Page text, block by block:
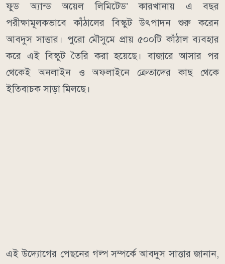
ফুড অ্যান্ড অয়েল লিমিটেড’ কারখানায় এ বছর
পরীক্ষামূলকভাবে কাঁঠালের বিস্কুট উৎপাদন শুরু করেন
আবদুস সাত্তার। পুরো মৌসুমে প্রায় ৫০০টি কাঁঠাল ব্যবহার
করে এই বিস্কুট তৈরি করা হয়েছে। বাজারে আসার পর
থেকেই অনলাইন ও অফলাইনে ক্রেতাদের কাছ থেকে
ইতিবাচক সাড়া মিলছে।
এই উদ্যোগের পেছনের গল্প সম্পর্কে আবদুস সাত্তার জানান,